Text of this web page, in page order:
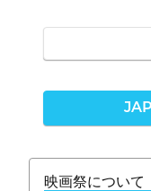
映画祭について